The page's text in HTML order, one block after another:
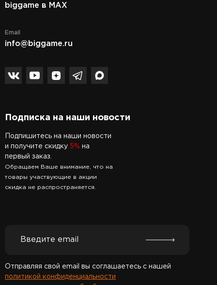
biggame в MAX
Email
info@biggame.ru
Подписка на наши новости
Подпишитесь на наши новости
и получите скидку 5% на
первый заказ.
Обращаем Ваше внимание, что на
товары участвующие в акции
скидка не распространяется.
Отправляя свой email вы соглашаетесь с нашей
политикой конфиденциальности